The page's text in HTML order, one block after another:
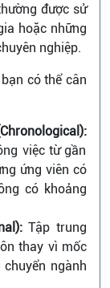
được sử
hoặc những
nghiệp.
có thể cân
việc từ gần
ứng viên có
có khoảng
Tập trung
thay vì mốc
ngành